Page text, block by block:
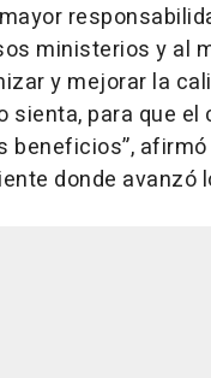
ministerios y al
y mejorar la
sienta, para que el
beneficios”,
donde avanzó